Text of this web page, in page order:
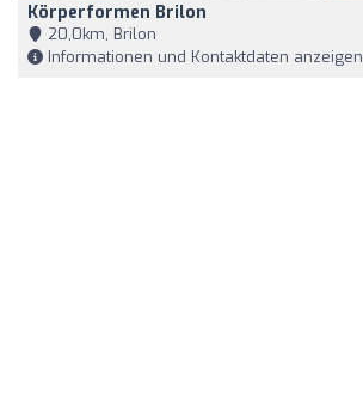
Körperformen Brilon
20,0km, Brilon
Informationen und Kontaktdaten anzeigen